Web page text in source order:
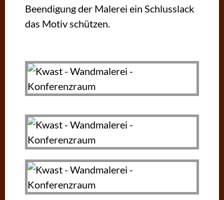
Beendigung der Malerei ein Schlusslack
das Motiv schützen.